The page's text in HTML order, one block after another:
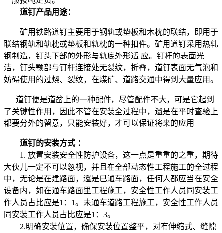
道钉产品用途：
矿用铁路道钉主要用于钢轨或垫板和木枕的联结，即用于
联结钢轨和轨枕或垫板和轨枕的一种扣件。矿用道钉采用热轧
钢制造，钉头下部的外形与轨底外形适 应。钉杆的表面光
洁，钉头颚部与钉杆连接处无裂纹，折叠，道钉表面无气泡和
妨碍使用的过烧、裂纹，在煤矿、道路交通中得到大量应用。
道钉便是道岔上的一种配件，尽管配件不大，可是它起到
了关键性作用，因此不管在安装全过程中，還是在平时查验上
都要分外的留意，只能安装好，才可以保证将来的应用
道钉的安装方式 ：
1. 放置安装安全性防护设备，这一点是重重的之重，期待
大伙儿一定不可以忽视，并且在全部动态性工程施工的全过程
中，无论是在建路面，還是已通车路面，任何人都应当在安全
设备内，如在通车路面里工程施工，安全性工作人员同安装工
作人员占比应是1：1。未通车道路工程施工，安全性工作人员
同安装工作人员占比应是1：3。
2.明确安装位置，确保安装位置整平，对有伸缩式、缝隙